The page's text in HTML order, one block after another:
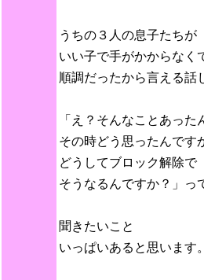
うちの３人の息子たちが
いい子で手がかからなく
順調だったから言える話
「え？そんなことあった
その時どう思ったんです
どうしてブロック解除で
そうなるんですか？」っ
聞きたいこと
いっぱいあると思います。